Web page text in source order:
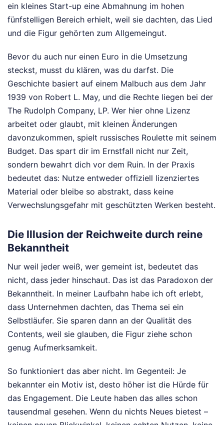
ein kleines Start-up eine Abmahnung im hohen
fünfstelligen Bereich erhielt, weil sie dachten, das Lied
und die Figur gehörten zum Allgemeingut.
Bevor du auch nur einen Euro in die Umsetzung
steckst, musst du klären, was du darfst. Die
Geschichte basiert auf einem Malbuch aus dem Jahr
1939 von Robert L. May, und die Rechte liegen bei der
The Rudolph Company, LP. Wer hier ohne Lizenz
arbeitet oder glaubt, mit kleinen Änderungen
davonzukommen, spielt russisches Roulette mit seinem
Budget. Das spart dir im Ernstfall nicht nur Zeit,
sondern bewahrt dich vor dem Ruin. In der Praxis
bedeutet das: Nutze entweder offiziell lizenziertes
Material oder bleibe so abstrakt, dass keine
Verwechslungsgefahr mit geschützten Werken besteht.
Die Illusion der Reichweite durch reine
Bekanntheit
Nur weil jeder weiß, wer gemeint ist, bedeutet das
nicht, dass jeder hinschaut. Das ist das Paradoxon der
Bekanntheit. In meiner Laufbahn habe ich oft erlebt,
dass Unternehmen dachten, das Thema sei ein
Selbstläufer. Sie sparen dann an der Qualität des
Contents, weil sie glauben, die Figur ziehe schon
genug Aufmerksamkeit.
So funktioniert das aber nicht. Im Gegenteil: Je
bekannter ein Motiv ist, desto höher ist die Hürde für
das Engagement. Die Leute haben das alles schon
tausendmal gesehen. Wenn du nichts Neues bietest –